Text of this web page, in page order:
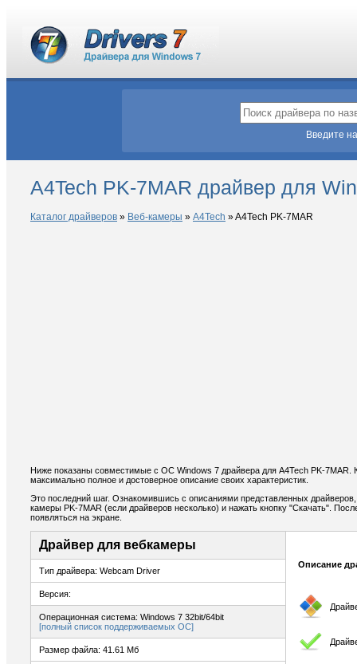
Введите
A4Tech PK-7MAR драйвер для
Каталог драйверов » Веб-камеры » A4Tech »A4Tech PK-7MAR
Ниже показаны совместимые с ОС Windows 7 драйвера для A4Tech PK-
максимально полное и достоверное описание своих характеристик.
Это последний шаг. Ознакомившись с описаниями представленных
камеры PK-7MAR (если драйверов несколько) и нажать кнопку "Скачать".
появляться на экране.
Драйвер для вебкамеры
Тип драйвера: Webcam Driver
Версия:
Операционная система: Windows 7 32bit/64bit
[полный список поддерживаемых ОС]
Размер файла: 41.61 Мб
Описание